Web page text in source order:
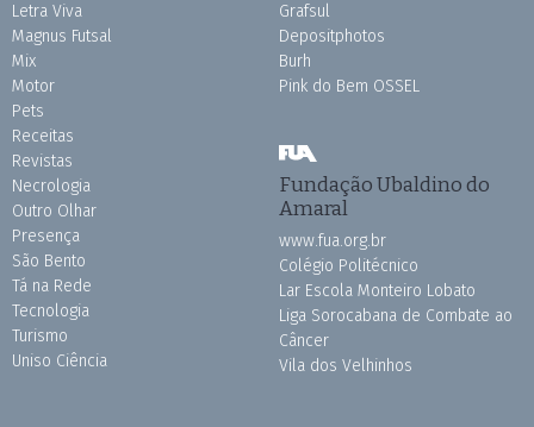
Letra Viva
Magnus Futsal
Mix
Motor
Pets
Receitas
Revistas
Necrologia
Outro Olhar
Presença
São Bento
Tá na Rede
Tecnologia
Turismo
Uniso Ciência
Grafsul
Depositphotos
Burh
Pink do Bem OSSEL
Fundação Ubaldino do
Amaral
www.fua.org.br
Colégio Politécnico
Lar Escola Monteiro Lobato
Liga Sorocabana de Combate ao
Câncer
Vila dos Velhinhos